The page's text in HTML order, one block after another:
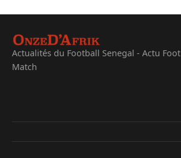
Actualités du Football Senegal - Actu Foot
Match